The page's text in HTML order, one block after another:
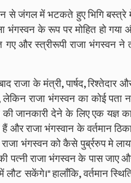
से जंगल में भटकते हुए भिगि
भंगस्वन के रूप पर मोहित हो गया
गए और स्त्रीरूपी राजा
के मंत्री, पार्षद, रिश्तेदार
राजा भंगस्वन का कोई पता
की जानकारी देने के लिए एक यज्ञ
और राजा भंगस्वान के वर्तमान
भंगस्वन को कैसे पुर्ब्ररुप मे
पत्नी राजा भंगस्वन के पास जाए
सकेंगे।" हालाँकि, वर्तमान